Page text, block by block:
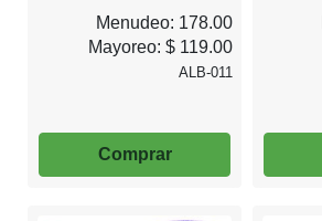
Menudeo: 178.00
Mayoreo: $ 119.00
ALB-011
Comprar